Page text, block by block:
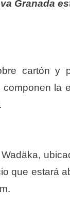
Granada
cartón y
la
que estará